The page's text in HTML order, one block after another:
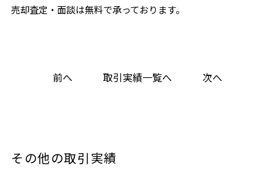
売却査定・面談は無料で承っております。
前へ 取引実績一覧へ 次へ
その他の取引実績